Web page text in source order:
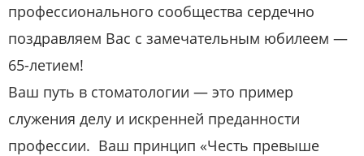
профессионального сообщества сердечно
поздравляем Вас с замечательным юбилеем —
65-летием!
Ваш путь в стоматологии — это пример
служения делу и искренней преданности
профессии. Ваш принцип «Честь превыше